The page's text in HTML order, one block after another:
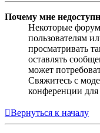
Почему мне
Некоторые
пользователям
просматривать
оставлять
может
Свяжитесь с
конференции для
Вернуться к началу